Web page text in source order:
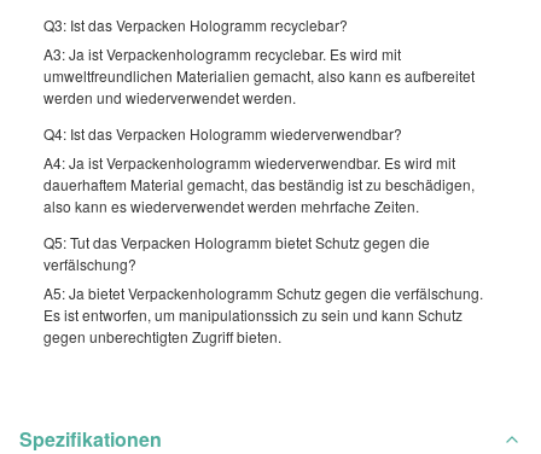
Q3: Ist das Verpacken Hologramm recyclebar?
A3: Ja ist Verpackenhologramm recyclebar. Es wird mit
umweltfreundlichen Materialien gemacht, also kann es aufbereitet
werden und wiederverwendet werden.
Q4: Ist das Verpacken Hologramm wiederverwendbar?
A4: Ja ist Verpackenhologramm wiederverwendbar. Es wird mit
dauerhaftem Material gemacht, das beständig ist zu beschädigen,
also kann es wiederverwendet werden mehrfache Zeiten.
Q5: Tut das Verpacken Hologramm bietet Schutz gegen die
verfälschung?
A5: Ja bietet Verpackenhologramm Schutz gegen die verfälschung.
Es ist entworfen, um manipulationssich zu sein und kann Schutz
gegen unberechtigten Zugriff bieten.
Spezifikationen